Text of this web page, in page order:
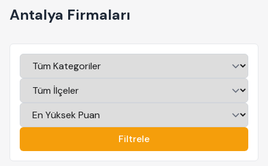
Antalya Firmaları
Filtrele